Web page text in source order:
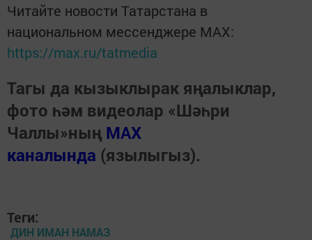
Читайте новости Татарстана в
национальном мессенджере MАХ:
https://max.ru/tatmedia
Тагы да кызыклырак яңалыклар,
фото һәм видеолар «Шәһри
Чаллы»ның MAX
каналында (язылыгыз).
Теги:
ДИН ИМАН НАМАЗ